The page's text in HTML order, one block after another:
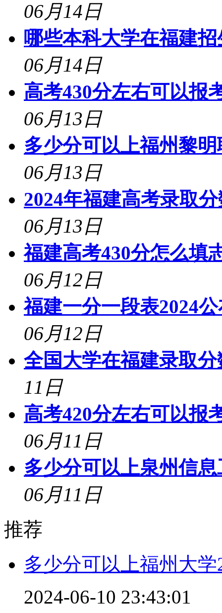
06月14日
哪些本科大学在福建
06月14日
高考430分左右可以报
06月13日
多少分可以上福州黎
06月13日
2024年福建高考录取
06月13日
福建高考430分怎么填
06月12日
福建一分一段表2024
06月12日
全国大学在福建录取
11日
高考420分左右可以报
06月11日
多少分可以上泉州信
06月11日
推荐
多少分可以上福州大学
2024-06-10 23:43:01